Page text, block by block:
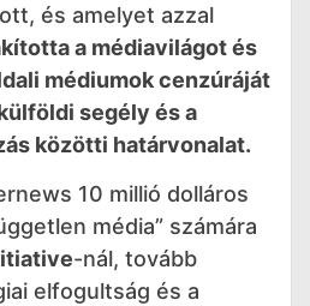
és amelyet azzal
a médiavilágot és
médiumok cenzúráját
segély és a
közötti határvonalat.
10 millió dolláros
média” számára
-nál, tovább
elfogultság és a